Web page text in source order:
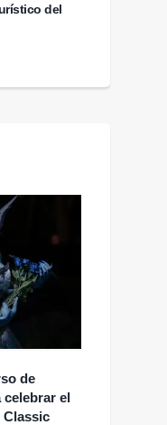
del
de
celebrar el
Classic